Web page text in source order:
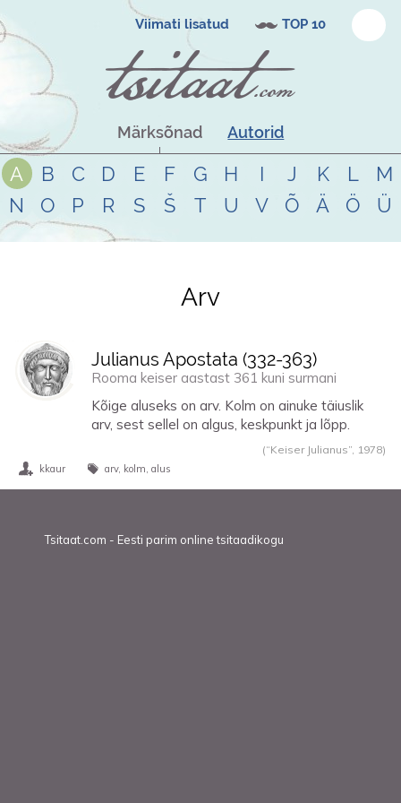
Viimati lisatud TOP 10
Märksõnad Autorid
A B C D E F G H I J K L
M
N
O P R S Š T U V Õ Ä Ö Ü
Tsitaadid teemal arv
Arv
Julianus Apostata (332-363)
Rooma keiser aastast 361 kuni surmani
Kõige aluseks on arv. Kolm on ainuke täiuslik
arv, sest sellel on algus, keskpunkt ja lõpp.
(“Keiser Julianus”, 1978)
kkaur arv kolm alus
Tsitaat.com - Eesti parim online tsitaadikogu